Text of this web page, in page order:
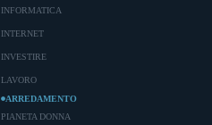
INFORMATICA
INTERNET
INVESTIRE
LAVORO
ARREDAMENTO
PIANETA DONNA